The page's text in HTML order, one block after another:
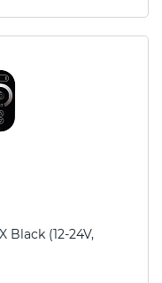
Black (12-24V,